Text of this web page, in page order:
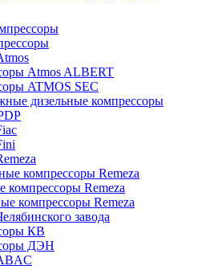
Atmos ALBERT
ATMOS SEC
дизельные компрессоры
компрессоры Remeza
компрессоры Remeza
компрессоры Remeza
завода
КВ
ДЭН